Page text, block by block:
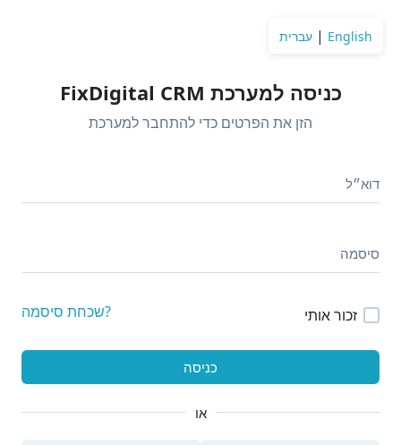
English
| עברית
כניסה למערכת FixDigital CRM
הזן את הפרטים כדי להתחבר למערכת
?שכחת סיסמה זכור אותי
כניסה
או